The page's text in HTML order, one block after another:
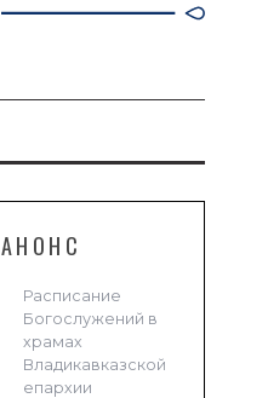
АНОНС
Расписание
Богослужений в
храмах
Владикавказской
епархии